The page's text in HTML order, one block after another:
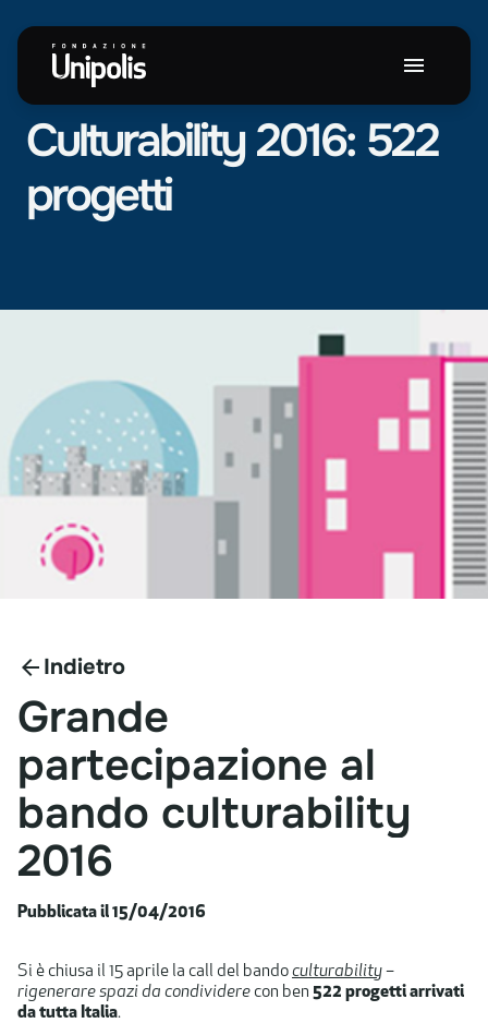
NEWS
Culturability 2016: 522
progetti
Indietro
Grande
partecipazione al
bando culturability
2016
Pubblicata il 15/04/2016
Si è chiusa il 15 aprile la call del bandoculturability–
rigenerare spazi da condividere con ben 522 progetti arrivati
da tutta Italia.